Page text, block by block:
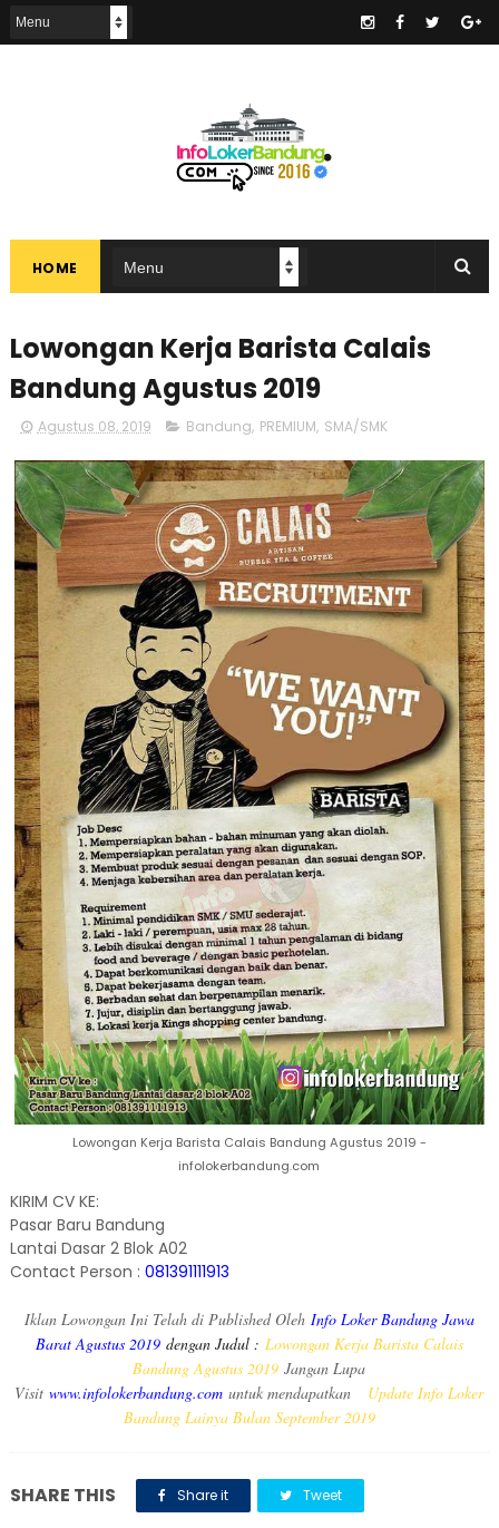
HOME
Lowongan Kerja Barista Calais
Bandung Agustus 2019
Agustus 08, 2019 Bandung, PREMIUM, SMA/SMK
Lowongan Kerja Barista Calais Bandung Agustus 2019 -
infolokerbandung.com
KIRIM CV KE:
Pasar Baru Bandung
Lantai Dasar 2 Blok A02
Contact Person : 081391111913
Iklan Lowongan Ini Telah di Published Oleh Info Loker Bandung Jawa
Barat Agustus 2019 dengan Judul : Lowongan Kerja Barista Calais
Bandung Agustus 2019 Jangan Lupa
Visitwww.infolokerbandung.com untuk mendapatkan
Update Info Loker
Bandung Lainya Bulan September 2019
SHARE THIS Share it Tweet